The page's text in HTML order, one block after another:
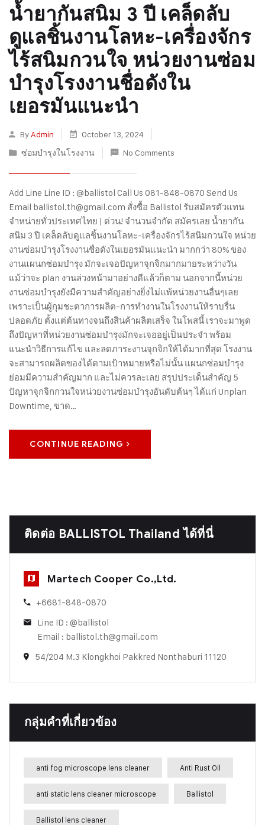
น้ำยากันสนิม 3 ปี เคล็ดลับ
ดูแลชิ้นงานโลหะ-เครื่องจักร
ไร้สนิมกวนใจ หน่วยงานซ่อม
บำรุงโรงงานชื่อดังใน
เยอรมันแนะนำ
By Admin
October 13, 2024
ซ่อมบำรุงในโรงงาน
No Comments
Add Line Line ID : @ballistol Call Us 081-848-0870 Send Us
Email ballistol.th@gmail.com สั่งซื้อ Ballistol รับสมัครตัวแทน
จำหน่ายทั่วประเทศไทย | ด่วน! จำนวนจำกัด สมัครเลย น้ำยากัน
สนิม 3 ปี เคล็ดลับดูแลชิ้นงานโลหะ-เครื่องจักรไร้สนิมกวนใจ หน่วย
งานซ่อมบำรุงโรงงานชื่อดังในเยอรมันแนะนำ มากกว่า 80% ของ
งานแผนกซ่อมบำรุง มักจะเจอปัญหาจุกจิกมากมายระหว่างวัน
แม้ว่าจะ plan งานล่วงหน้ามาอย่างดีแล้วก็ตาม นอกจากนี้หน่วย
งานซ่อมบำรุงยังมีความสำคัญอย่างยิ่งไม่แพ้หน่วยงานอื่นๆเลย
เพราะเป็นผู้กุมชะตาการผลิต-การทำงานในโรงงานให้ราบรื่น
ปลอดภัย ตั้งแต่ต้นทางจนถึงสินค้าผลิตเสร็จ ในโพสนี้ เราจะมาพูด
ถึงปัญหาที่หน่วยงานซ่อมบำรุงมักจะเจออยู่เป็นประจำ พร้อม
แนะนำวิธีการแก้ไข และลดภาระงานจุกจิกให้ได้มากที่สุด โรงงาน
จะสามารถผลิตของได้ตามเป้าหมายหรือไม่นั้น แผนกซ่อมบำรุง
ย่อมมีความสำคัญมาก และไม่ควรละเลย สรุปประเด็นสำคัญ 5
ปัญหาจุกจิกกวนใจหน่วยงานซ่อมบำรุงอันดับต้นๆ ได้แก่ Unplan
Downtime, ขาด…
CONTINUE READING
ติดต่อ BALLISTOL Thailand ได้ที่นี่
Martech Cooper Co.,Ltd.
+6681-848-0870
Line ID : @ballistol
Email : ballistol.th@gmail.com
54/204 M.3 Klongkhoi Pakkred Nonthaburi 11120
กลุ่มคำที่เกี่ยวข้อง
anti fog microscope lens cleaner Anti Rust Oil
anti static lens cleaner microscope Ballistol
Ballistol lens cleaner